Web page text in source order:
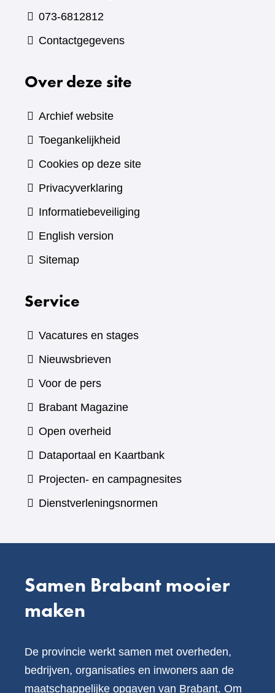
073-6812812
Contactgegevens
Over deze site
Archief website
Toegankelijkheid
Cookies op deze site
Privacyverklaring
Informatiebeveiliging
English version
Sitemap
Service
Vacatures en stages
Nieuwsbrieven
Voor de pers
Brabant Magazine(verwijst
andere
website)
Open overheid
Dataportaal en Kaartbank(verwijst
naar
Projecten- en campagnesites
Dienstverleningsnormen
Samen Brabant mooier
maken
De provincie werkt samen met overheden,
bedrijven, organisaties en inwoners aan de
maatschappelijke opgaven van Brabant. Om